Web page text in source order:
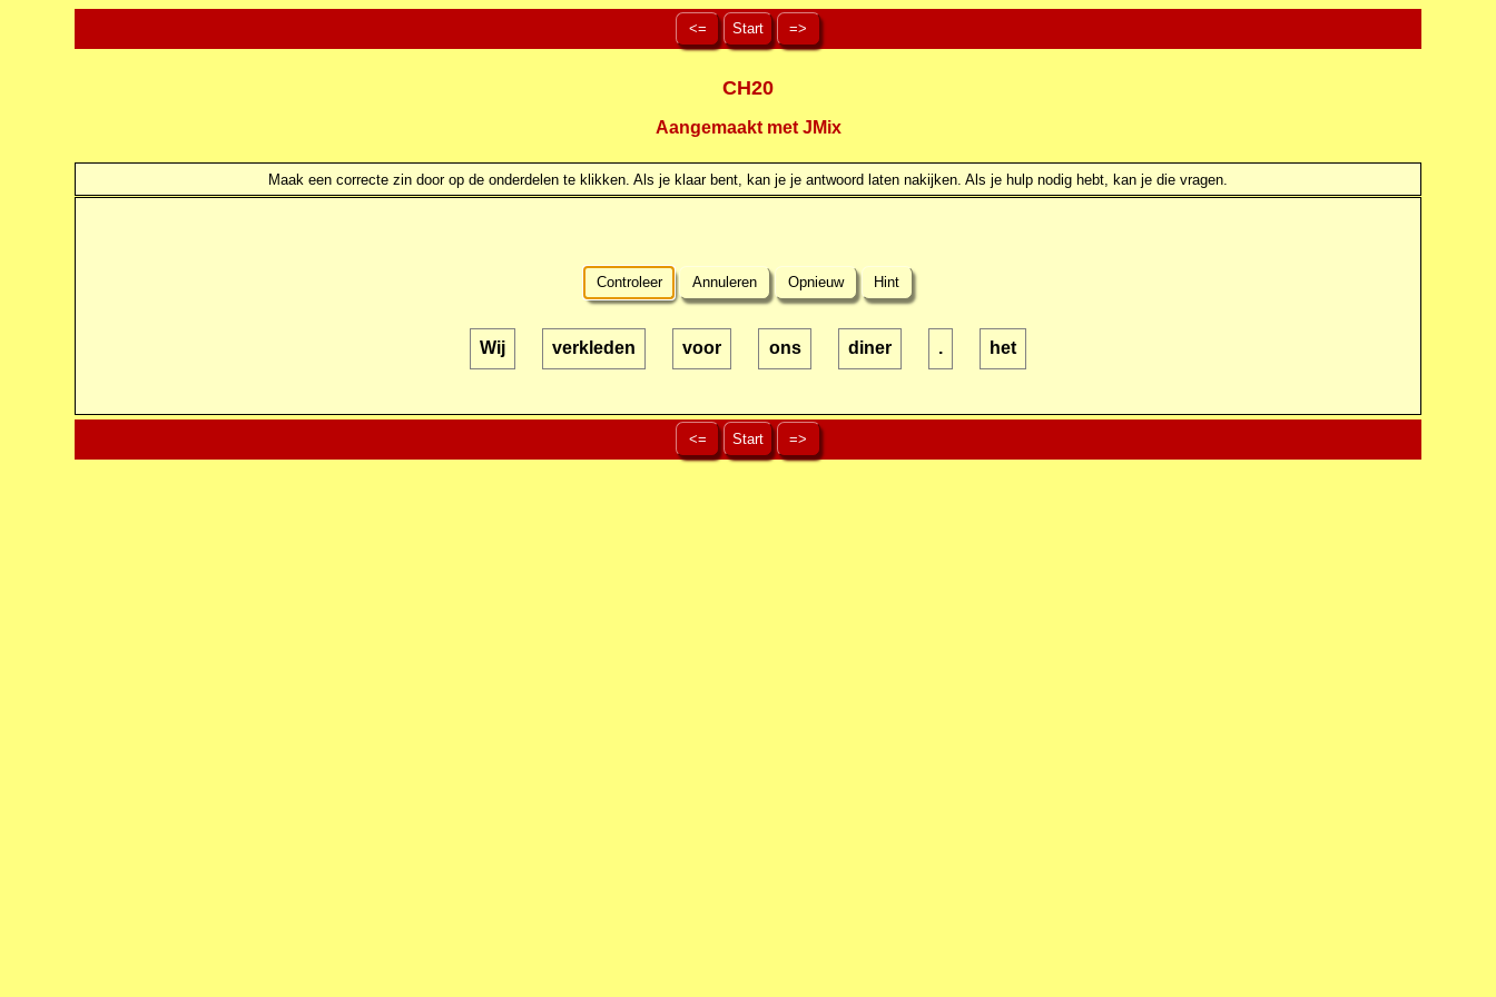
<= Start =>
CH20
Aangemaakt met JMix
Maak een correcte zin door op de onderdelen te klikken. Als je klaar bent, kan je je antwoord laten nakijken. Als je hulp nodig hebt, kan je die vragen.
Controleer Annuleren Opnieuw Hint
Wij verkleden voor ons diner . het
<= Start =>